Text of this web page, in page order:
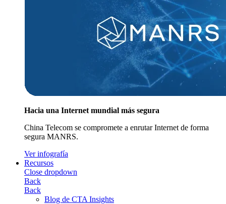
Hacia una Internet mundial más segura
China Telecom se compromete a enrutar Internet de forma
segura MANRS.
Ver infografía
Recursos
Close dropdown
Back
Back
Blog de CTA Insights